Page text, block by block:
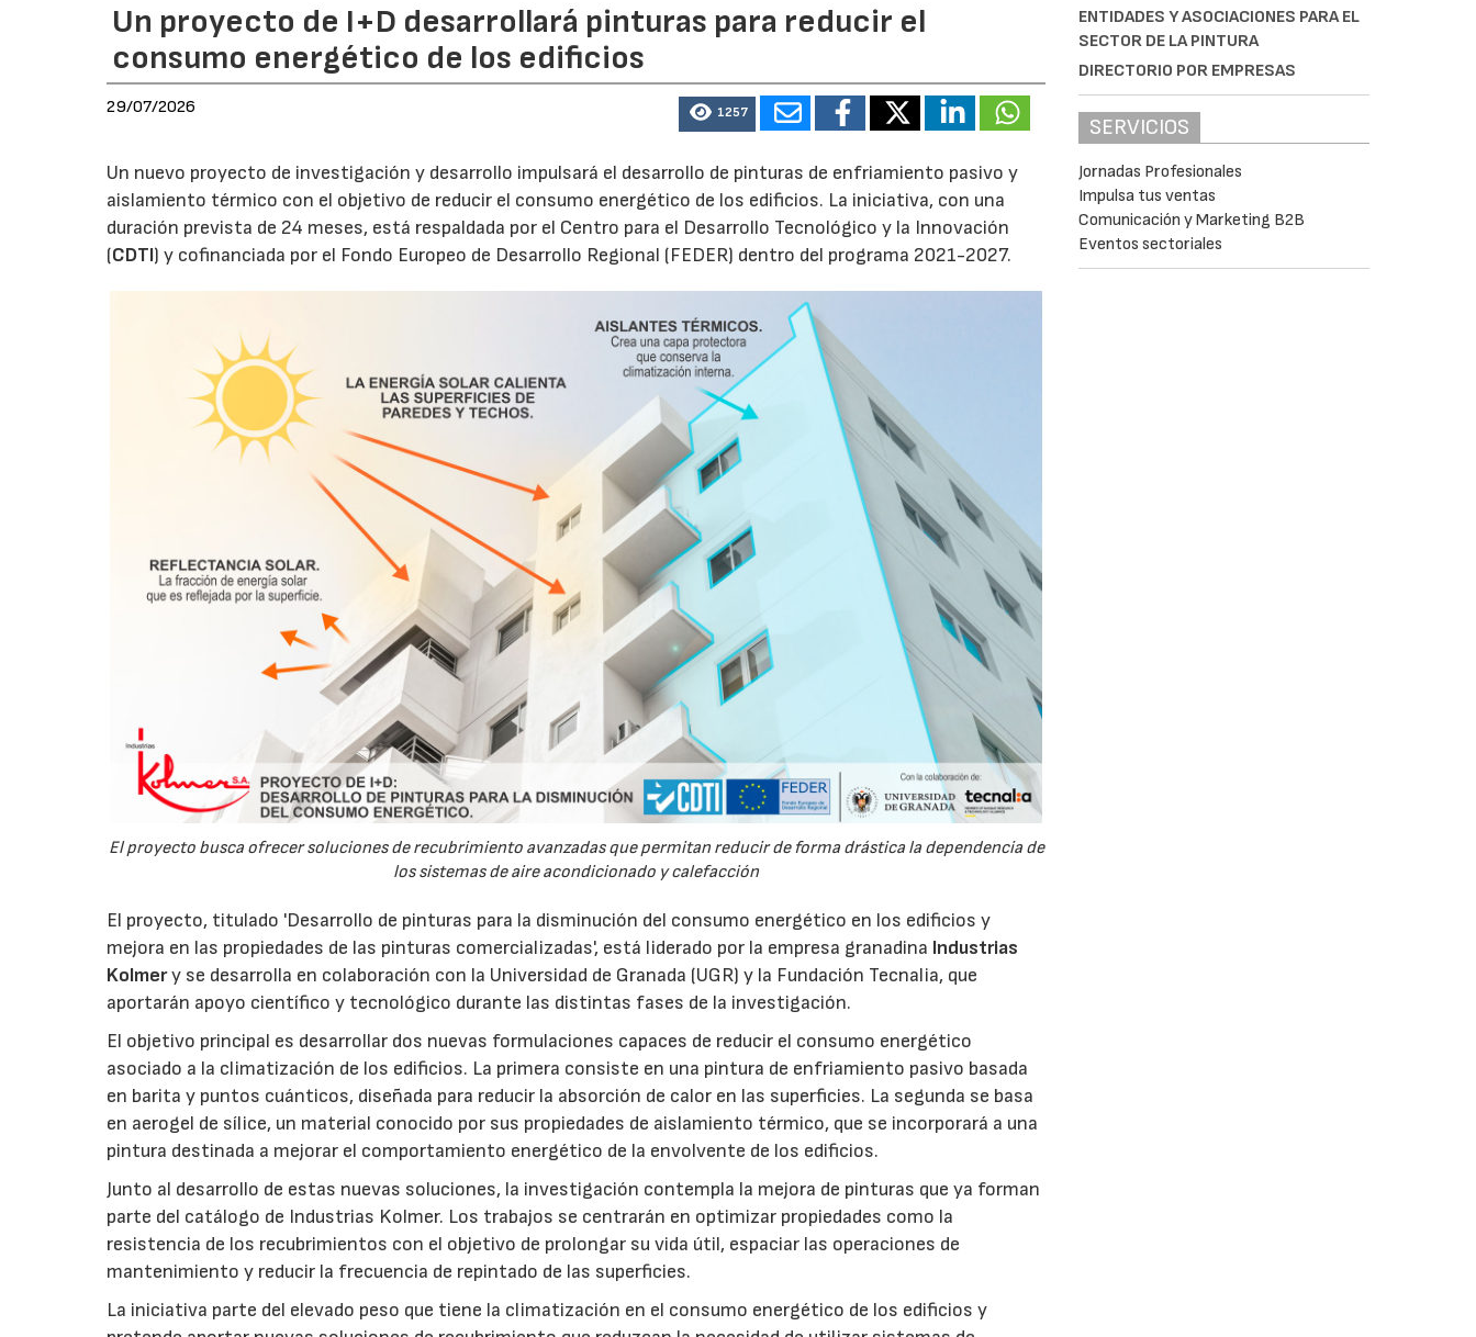
Un proyecto de I+D desarrollará pinturas para reducir el
consumo energético de los edificios
29/07/2026 1257
Un nuevo proyecto de investigación y desarrollo impulsará el desarrollo de pinturas de enfriamiento pasivo y
aislamiento térmico con el objetivo de reducir el consumo energético de los edificios. La iniciativa, con una
duración prevista de 24 meses, está respaldada por el Centro para el Desarrollo Tecnológico y la Innovación
(CDTI) y cofinanciada por el Fondo Europeo de Desarrollo Regional (FEDER) dentro del programa 2021-2027.
El proyecto busca ofrecer soluciones de recubrimiento avanzadas que permitan reducir de forma drástica la dependencia de
los sistemas de aire acondicionado y calefacción
El proyecto, titulado 'Desarrollo de pinturas para la disminución del consumo energético en los edificios y
mejora en las propiedades de las pinturas comercializadas', está liderado por la empresa granadina Industrias
Kolmery se desarrolla en colaboración con la Universidad de Granada (UGR) y la Fundación Tecnalia, que
aportarán apoyo científico y tecnológico durante las distintas fases de la investigación.
El objetivo principal es desarrollar dos nuevas formulaciones capaces de reducir el consumo energético
asociado a la climatización de los edificios. La primera consiste en una pintura de enfriamiento pasivo basada
en barita y puntos cuánticos, diseñada para reducir la absorción de calor en las superficies. La segunda se basa
en aerogel de sílice, un material conocido por sus propiedades de aislamiento térmico, que se incorporará a una
pintura destinada a mejorar el comportamiento energético de la envolvente de los edificios.
Junto al desarrollo de estas nuevas soluciones, la investigación contempla la mejora de pinturas que ya forman
parte del catálogo de Industrias Kolmer. Los trabajos se centrarán en optimizar propiedades como la
resistencia de los recubrimientos con el objetivo de prolongar su vida útil, espaciar las operaciones de
mantenimiento y reducir la frecuencia de repintado de las superficies.
La iniciativa parte del elevado peso que tiene la climatización en el consumo energético de los edificios y
ENTIDADES Y ASOCIACIONES PARA EL
SECTOR DE LA PINTURA
DIRECTORIO POR EMPRESAS
SERVICIOS
Jornadas Profesionales
Impulsa tus ventas
Comunicación y Marketing B2B
Eventos sectoriales